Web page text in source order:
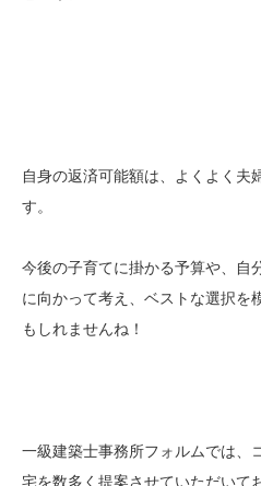
自身の返済可能額は、よくよく夫
す。
今後の子育てに掛かる予算や、自
に向かって考え、ベストな選択を
もしれませんね！
一級建築士事務所フォルムでは、
宅を数多く提案させていただいて